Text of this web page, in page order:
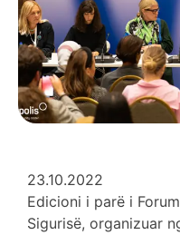
23.10.2022
Edicioni i parë i
Sigurisë, organizuar